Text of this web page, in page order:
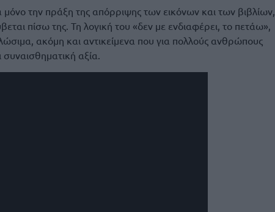
την πράξη της απόρριψης των εικόνων και των βιβλίων,
πίσω της. Τη λογική του «δεν με ενδιαφέρει, το πετάω»,
ακόμη και αντικείμενα που για πολλούς ανθρώπους
συναισθηματική αξία.